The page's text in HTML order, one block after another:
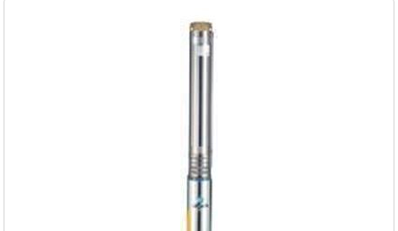
ПОТОПЯЕМИ ДВИГАТЕЛИ (57)